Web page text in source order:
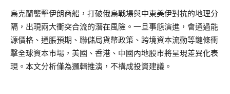
烏克蘭襲擊伊朗商船，打破俄烏戰場與中東美伊對抗的地理分
隔，出現兩大衝突合流的潛在風險。一旦事態演進，會通過能
源價格、通脹預期、聯儲局貨幣政策、跨境資本流動等鏈條衝
擊全球資本市場，美國、香港、中國內地股市將呈現差異化表
現。本文分析僅為邏輯推演，不構成投資建議。